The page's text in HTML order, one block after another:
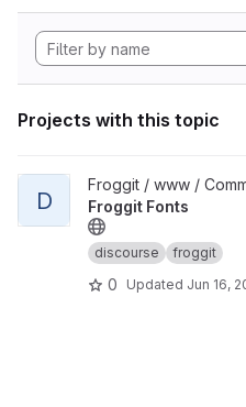
Projects with this topic
View Discourse Froggit Fonts
D
Froggit / www /
Froggit Fonts
discourse froggit
0 Updated Jun 16,